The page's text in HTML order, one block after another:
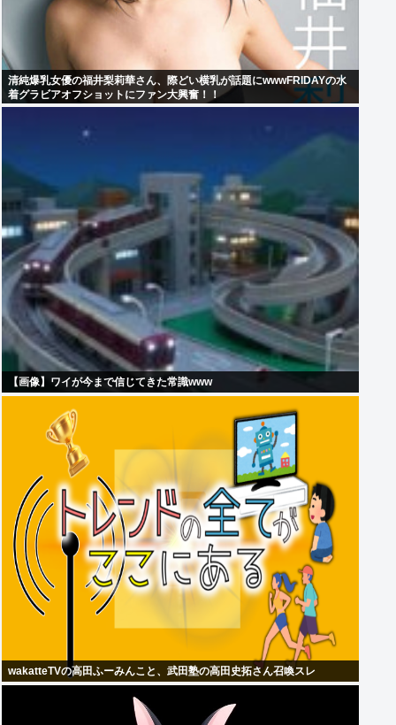
清純爆乳女優の福井梨莉華さん、際どい横乳が話題にwwwFRIDAYの水
着グラビアオフショットにファン大興奮！！
【画像】ワイが今まで信じてきた常識www
wakatteTVの高田ふーみんこと、武田塾の高田史拓さん召喚スレ